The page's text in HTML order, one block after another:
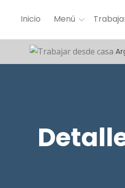
Inicio Menú